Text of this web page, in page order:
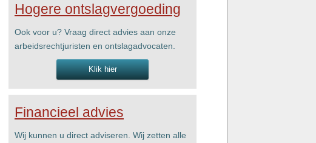
Hogere ontslagvergoeding
Ook voor u? Vraag direct advies aan onze
arbeidsrechtjuristen en ontslagadvocaten.
Klik hier
Financieel advies
Wij kunnen u direct adviseren. Wij zetten alle